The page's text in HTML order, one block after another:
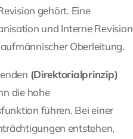
gehört. Eine
und Interne Revision
Oberleitung.
(Direktorialprinzip)
die hohe
führen. Bei einer
entstehen,